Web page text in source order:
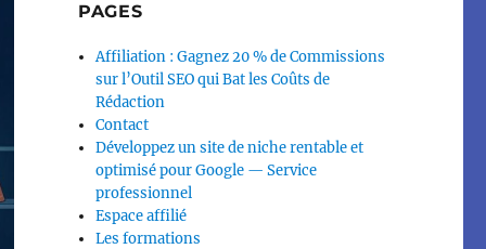
PAGES
Affiliation : Gagnez 20 % de Commissions
sur l’Outil SEO qui Bat les Coûts de
Rédaction
Contact
Développez un site de niche rentable et
optimisé pour Google — Service
professionnel
Espace affilié
Les formations